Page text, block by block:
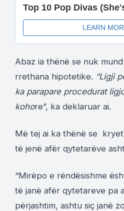
Abaz ia thënë se nuk
rrethana hipotetike. “Ligji
ka parapare procedurat
kohore”, ka deklaruar ai.
Më tej ai ka thënë se
të jenë afër qytetarëve
“Mirëpo e rëndësishme
të janë afër qytetareve pa
përjashtim, ashtu siç janë